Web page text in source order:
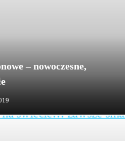
– nowoczesne,